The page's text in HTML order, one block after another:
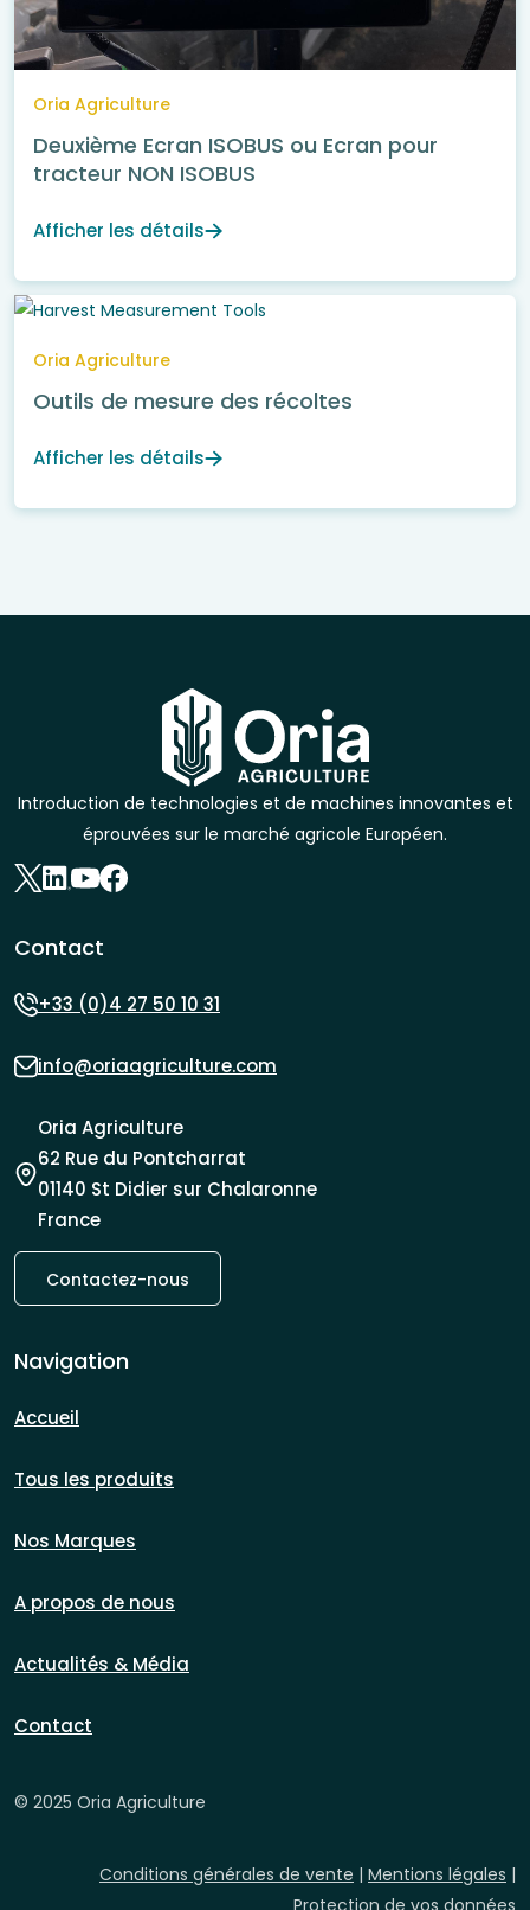
Oria Agriculture
Deuxième Ecran ISOBUS ou Ecran pour
tracteur NON ISOBUS
Afficher les détails
Oria Agriculture
Outils de mesure des récoltes
Afficher les détails
Introduction de technologies et de machines innovantes et
éprouvées sur le marché agricole Européen.
Contact
+33 (0)4 27 50 10 31
info@oriaagriculture.com
Oria Agriculture
62 Rue du Pontcharrat
01140 St Didier sur Chalaronne
France
Contactez-nous
Navigation
Accueil
Tous les produits
Nos Marques
A propos de nous
Actualités & Média
Contact
© 2025 Oria Agriculture
Conditions générales de vente | Mentions légales |